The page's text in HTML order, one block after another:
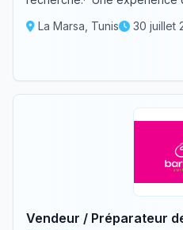
La Marsa, Tunis
30 juillet
Vendeur / Préparateur